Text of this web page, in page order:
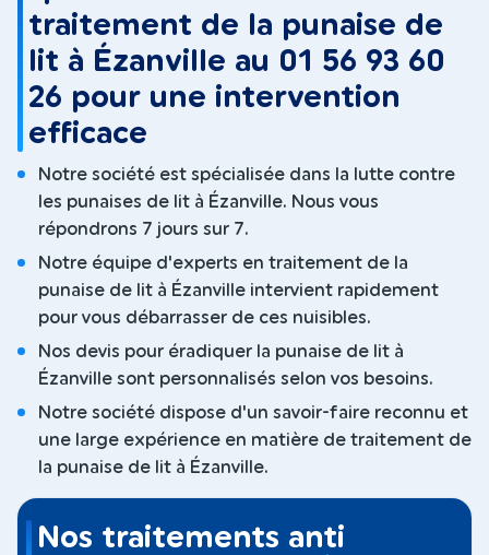
traitement de la punaise de
lit à Ézanville au 01 56 93 60
26 pour une intervention
efficace
Notre société est spécialisée dans la lutte contre
les punaises de lit à Ézanville. Nous vous
répondrons 7 jours sur 7.
Notre équipe d'experts en traitement de la
punaise de lit à Ézanville intervient rapidement
pour vous débarrasser de ces nuisibles.
Nos devis pour éradiquer la punaise de lit à
Ézanville sont personnalisés selon vos besoins.
Notre société dispose d'un savoir-faire reconnu et
une large expérience en matière de traitement de
la punaise de lit à Ézanville.
Nos traitements anti